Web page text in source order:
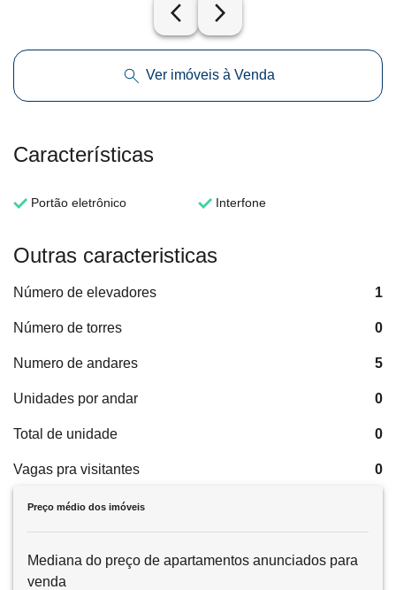
arrow_back_ios_new arrow_forward_ios
Ver imóveis à Venda
Características
Portão eletrônico Interfone
Outras caracteristicas
Número de elevadores 1
Número de torres 0
Numero de andares 5
Unidades por andar 0
Total de unidade 0
Vagas pra visitantes 0
Preço médio dos imóveis
Mediana do preço de apartamentos anunciados para
venda